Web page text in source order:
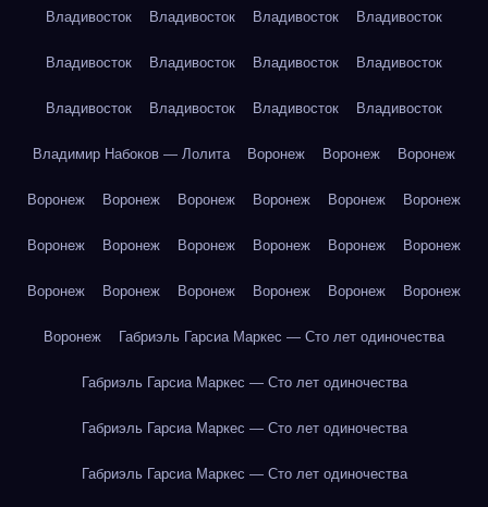
Владивосток Владивосток Владивосток Владивосток
Владивосток Владивосток Владивосток Владивосток
Владивосток Владивосток Владивосток Владивосток
Владимир Набоков — Лолита Воронеж Воронеж Воронеж
Воронеж Воронеж Воронеж Воронеж Воронеж Воронеж
Воронеж Воронеж Воронеж Воронеж Воронеж Воронеж
Воронеж Воронеж Воронеж Воронеж Воронеж Воронеж
Воронеж Габриэль Гарсиа Маркес — Сто лет одиночества
Габриэль Гарсиа Маркес — Сто лет одиночества
Габриэль Гарсиа Маркес — Сто лет одиночества
Габриэль Гарсиа Маркес — Сто лет одиночества